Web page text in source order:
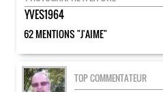
YVES1964
62 MENTIONS "J'AIME"
TOP COMMENTATEUR